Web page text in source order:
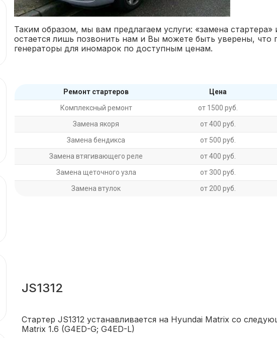
Таким образом, мы вам предлагаем услуги: «замена
остается лишь позвонить нам и Вы можете быть уверены, что
генераторы для иномарок по доступным ценам.
Ремонт стартеров Цена
Комплексный ремонт
от 1500 руб.
Замена якоря
от 400 руб.
Замена бендикса
от 500 руб.
Замена втягивающего реле
от 400 руб.
Замена щеточного узла
от 300 руб.
Замена втулок
от 200 руб.
JS1312
Стартер JS1312 устанавливается на Hyundai Matrix со
Matrix 1.6 (G4ED-G; G4ED-L)